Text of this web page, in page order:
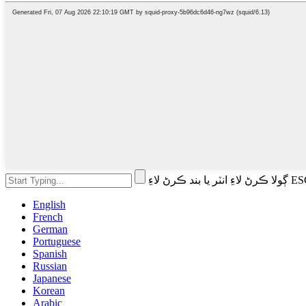
English
French
German
Portuguese
Spanish
Russian
Japanese
Korean
Arabic